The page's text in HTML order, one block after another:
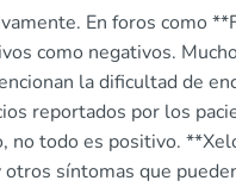
En foros como
como negativos.
la dificultad de
reportados por los
no todo es positivo.
síntomas que